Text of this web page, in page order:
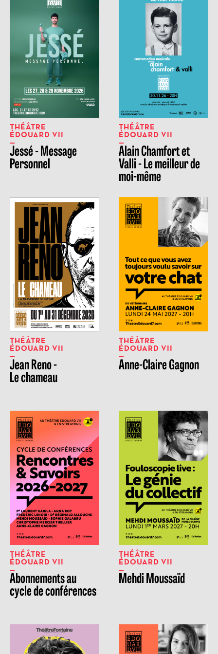
THÉÂTRE
ÉDOUARD VII
Jessé - Message
Personnel
THÉÂTRE
ÉDOUARD VII
Alain Chamfort et
Valli - Le meilleur de
moi-même
THÉÂTRE
ÉDOUARD VII
Jean Reno -
Le chameau
THÉÂTRE
ÉDOUARD VII
Anne-Claire Gagnon
THÉÂTRE
ÉDOUARD VII
Abonnements au
cycle de conférences
THÉÂTRE
ÉDOUARD VII
Mehdi Moussaïd